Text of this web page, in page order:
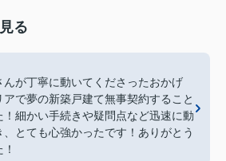
る
んが丁寧に動いてくださったおかげ
アで夢の新築戸建て無事契約すること
！細かい手続きや疑問点など迅速に動
、とても心強かったです！ありがとう